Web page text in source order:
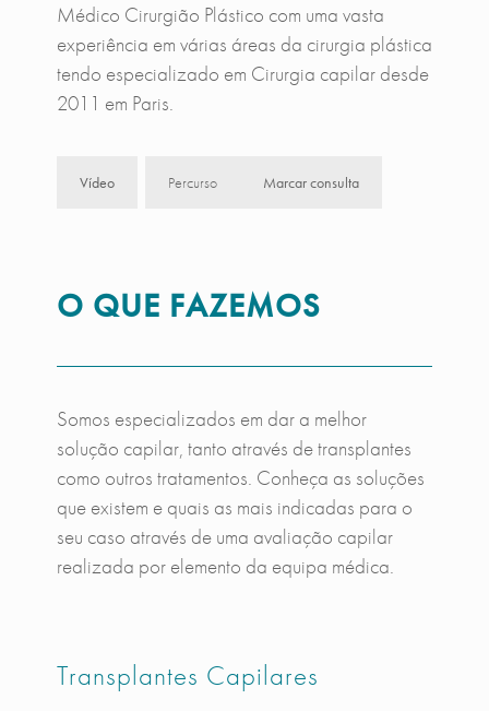
Médico Cirurgião Plástico com uma vasta
experiência em várias áreas da cirurgia plástica
tendo especializado em Cirurgia capilar desde
2011 em Paris.
Vídeo Percurso Marcar consulta
O QUE FAZEMOS
Somos especializados em dar a melhor
solução capilar, tanto através de transplantes
como outros tratamentos. Conheça as soluções
que existem e quais as mais indicadas para o
seu caso através de uma avaliação capilar
realizada por elemento da equipa médica.
Transplantes Capilares